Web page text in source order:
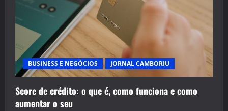
BUSINESS E NEGÓCIOS JORNAL CAMBORIU
Score de crédito: o que é, como funciona e como
aumentar o seu